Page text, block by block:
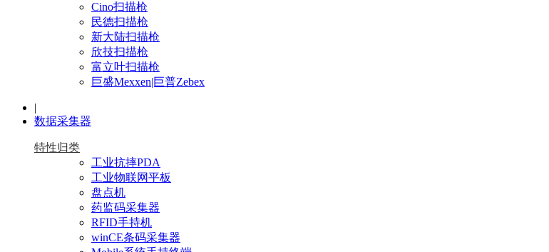
Cino扫描枪
民德扫描枪
新大陆扫描枪
欣技扫描枪
富立叶扫描枪
巨盛Mexxen|巨普Zebex
|
数据采集器
特性归类
工业抗摔PDA
工业物联网平板
盘点机
药监码采集器
RFID手持机
winCE条码采集器